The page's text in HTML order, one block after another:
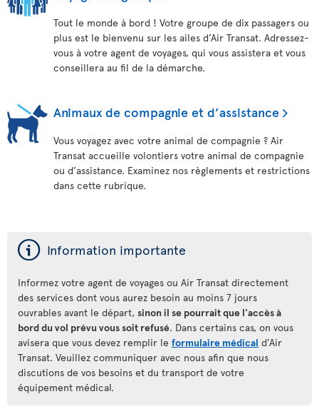
Tout le monde à bord ! Votre groupe de dix passagers ou
plus est le bienvenu sur les ailes d’Air Transat. Adressez-
vous à votre agent de voyages, qui vous assistera et vous
conseillera au fil de la démarche.
Animaux de compagnie et d’assistance
Vous voyagez avec votre animal de compagnie ? Air
Transat accueille volontiers votre animal de compagnie
ou d’assistance. Examinez nos règlements et restrictions
dans cette rubrique.
ý Information importante
Informez votre agent de voyages ou Air Transat directement
des services dont vous aurez besoin au moins 7 jours
ouvrables avant le départ, sinon il se pourrait que l'accès à
bord du vol prévu vous soit refusé. Dans certains cas, on vous
avisera que vous devez remplir le formulaire médical d’Air
Transat. Veuillez communiquer avec nous afin que nous
discutions de vos besoins et du transport de votre
équipement médical.